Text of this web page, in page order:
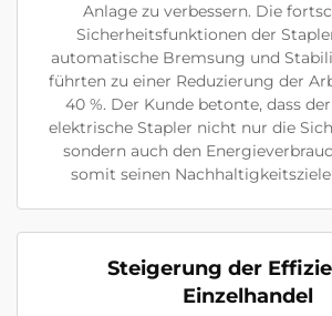
Anlage zu verbessern. Die
Sicherheitsfunktionen der
automatische Bremsung und
führten zu einer Reduzierung der
40 %. Der Kunde betonte, dass
elektrische Stapler nicht nur die
sondern auch den
somit seinen
Steigerung der
Einzelhandel